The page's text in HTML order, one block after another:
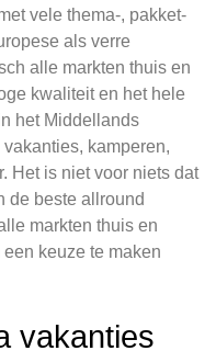
vele thema-, pakket-
als verre
alle markten thuis en
kwaliteit en het hele
het Middellands
kamperen,
Het is niet voor niets dat
de beste allround
markten thuis en
keuze te maken
vakanties